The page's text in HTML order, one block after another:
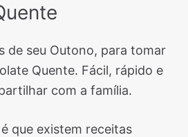
de seu Outono, para tomar
Quente. Fácil, rápido e
com a família.
que existem receitas